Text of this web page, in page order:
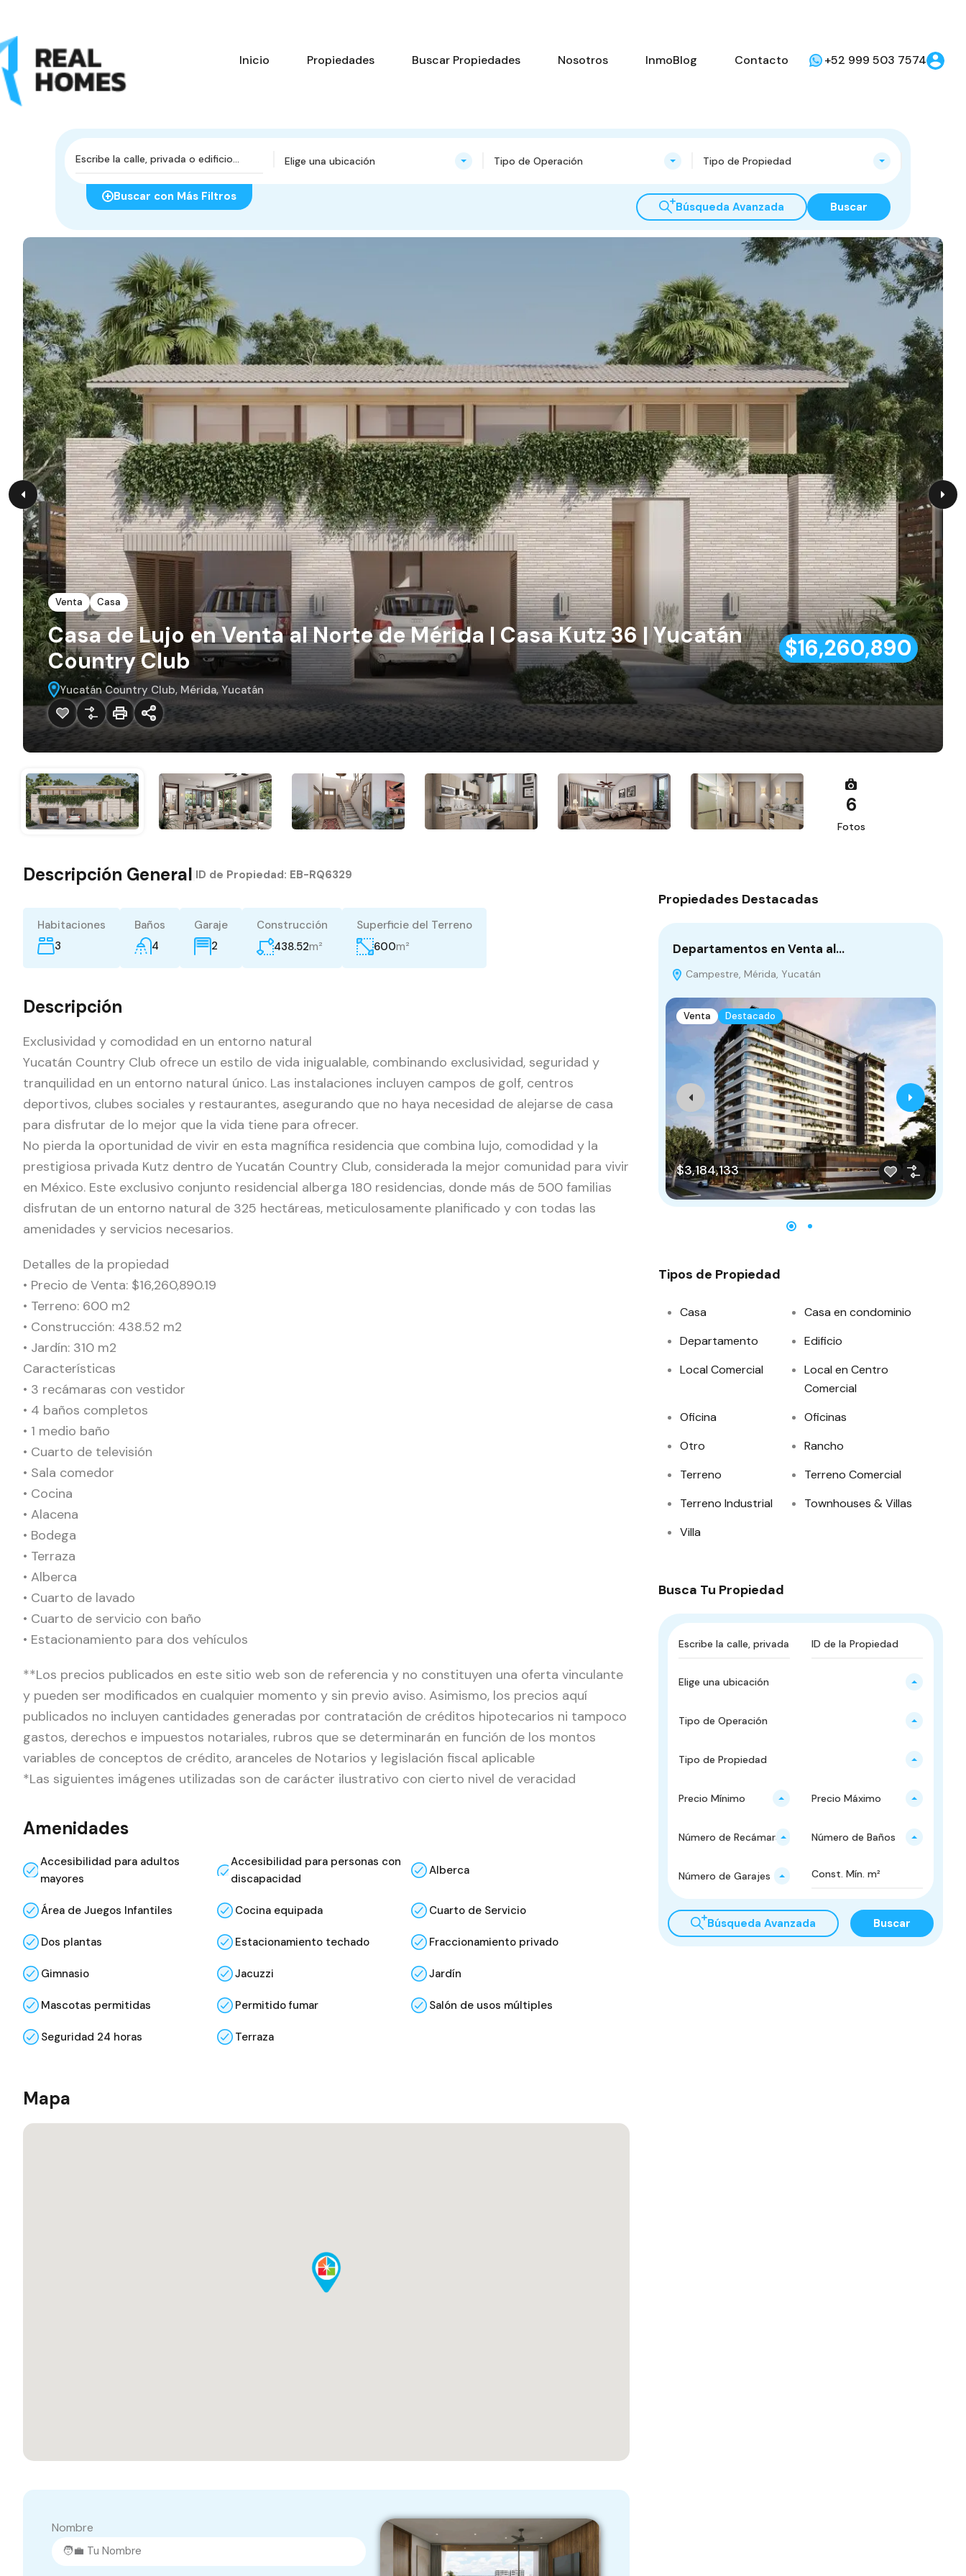
Inicio Propiedades Buscar Propiedades Nosotros InmoBlog Contacto +52 999 503 7574
Elige una ubicación Tipo de Operación Tipo de Propiedad
Buscar con Más Filtros
Búsqueda Avanzada Buscar
Venta Casa
Casa de Lujo en Venta al Norte de Mérida | Casa Kutz 36 | Yucatán
Country Club
$16,260,890
Yucatán Country Club, Mérida, Yucatán
6
Fotos
Descripción General ID de Propiedad: EB-RQ6329
Habitaciones
3
Baños
4
Garaje
2
Construcción
438.52m²
Superficie del Terreno
600m²
Descripción
Exclusividad y comodidad en un entorno natural
Yucatán Country Club ofrece un estilo de vida inigualable, combinando exclusividad, seguridad y
tranquilidad en un entorno natural único. Las instalaciones incluyen campos de golf, centros
deportivos, clubes sociales y restaurantes, asegurando que no haya necesidad de alejarse de casa
para disfrutar de lo mejor que la vida tiene para ofrecer.
No pierda la oportunidad de vivir en esta magnífica residencia que combina lujo, comodidad y la
prestigiosa privada Kutz dentro de Yucatán Country Club, considerada la mejor comunidad para vivir
en México. Este exclusivo conjunto residencial alberga 180 residencias, donde más de 500 familias
disfrutan de un entorno natural de 325 hectáreas, meticulosamente planificado y con todas las
amenidades y servicios necesarios.
Detalles de la propiedad
• Precio de Venta: $16,260,890.19
• Terreno: 600 m2
• Construcción: 438.52 m2
• Jardín: 310 m2
Características
• 3 recámaras con vestidor
• 4 baños completos
• 1 medio baño
• Cuarto de televisión
• Sala comedor
• Cocina
• Alacena
• Bodega
• Terraza
• Alberca
• Cuarto de lavado
• Cuarto de servicio con baño
• Estacionamiento para dos vehículos
**Los precios publicados en este sitio web son de referencia y no constituyen una oferta vinculante
y pueden ser modificados en cualquier momento y sin previo aviso. Asimismo, los precios aquí
publicados no incluyen cantidades generadas por contratación de créditos hipotecarios ni tampoco
gastos, derechos e impuestos notariales, rubros que se determinarán en función de los montos
variables de conceptos de crédito, aranceles de Notarios y legislación fiscal aplicable
*Las siguientes imágenes utilizadas son de carácter ilustrativo con cierto nivel de veracidad
Amenidades
Accesibilidad para adultos
mayores
Accesibilidad para personas con
discapacidad
Alberca
Área de Juegos Infantiles Cocina equipada Cuarto de Servicio
Dos plantas Estacionamiento techado Fraccionamiento privado
Gimnasio Jacuzzi Jardín
Mascotas permitidas Permitido fumar Salón de usos múltiples
Seguridad 24 horas Terraza
Mapa
Nombre
Propiedades Destacadas
Departamentos en Venta al…
Campestre, Mérida, Yucatán
Venta Destacado
$3,184,133
Tipos de Propiedad
Casa
Casa en condominio
Departamento
Edificio
Local Comercial
Local en Centro
Comercial
Oficina
Oficinas
Otro
Rancho
Terreno
Terreno Comercial
Terreno Industrial
Townhouses & Villas
Villa
Busca Tu Propiedad
Elige una ubicación
Tipo de Operación
Tipo de Propiedad
Precio Mínimo Precio Máximo
Número de Recámaras Número de Baños
Número de Garajes
Búsqueda Avanzada Buscar